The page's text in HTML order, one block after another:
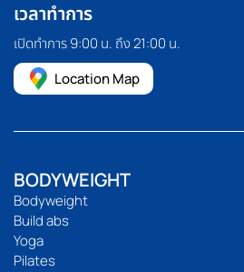
เวลาทำการ
เปิดทำการ 9:00 น. ถึง 21:00 น.
Location Map
BODYWEIGHT
Bodyweight
Build abs
Yoga
Pilates